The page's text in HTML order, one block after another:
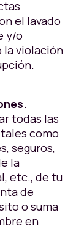
el lavado
y/o
violación
todas las
como
seguros,
la
etc., de tu
de
o suma
en